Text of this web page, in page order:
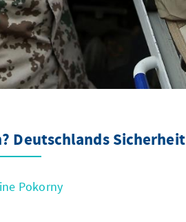
Deutschlands Sicherheit
Pokorny